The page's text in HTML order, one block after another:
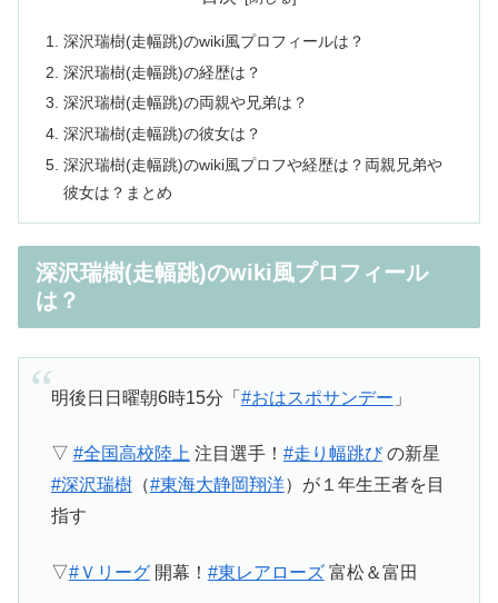
深沢瑞樹(走幅跳)のwiki風プロフィールは？
深沢瑞樹(走幅跳)の経歴は？
深沢瑞樹(走幅跳)の両親や兄弟は？
深沢瑞樹(走幅跳)の彼女は？
深沢瑞樹(走幅跳)のwiki風プロフや経歴は？両親兄弟や
彼女は？まとめ
深沢瑞樹(走幅跳)のwiki風プロフィール
は？
明後日日曜朝6時15分「 #おはスポサンデー 」
▽ #全国高校陸上 注目選手！ #走り幅跳びの新星
#深沢瑞樹（#東海大静岡翔洋）が１年生王者を目
指す
▽#Ｖリーグ開幕！ #東レアローズ富松＆富田